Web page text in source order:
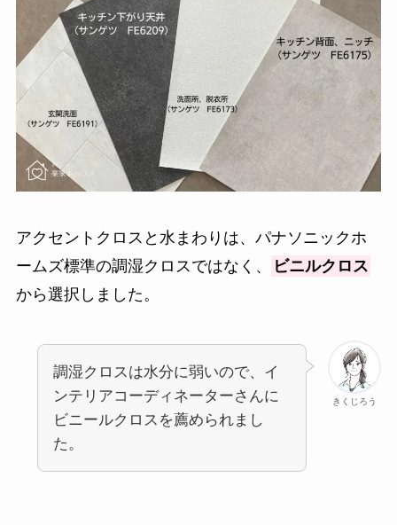
アクセントクロスと水まわりは、パナソニックホ
ームズ標準の調湿クロスではなく、
ビニルクロス
から選択しました。
きくじろう
調湿クロスは水分に弱いので、イ
ンテリアコーディネーターさんに
ビニールクロスを薦められまし
た。